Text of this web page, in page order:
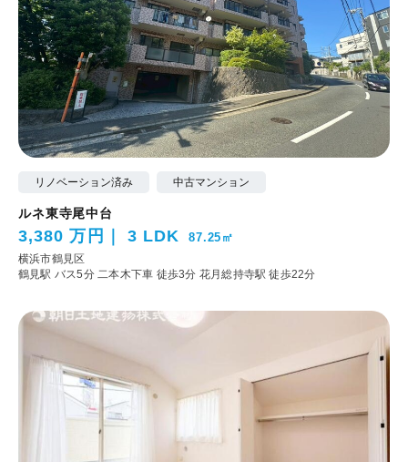
リノベーション済み 中古マンション
ルネ東寺尾中台
3,380 万円 3 LDK 87.25㎡
横浜市鶴見区
鶴見駅 バス5分 二本木下車 徒歩3分 花月総持寺駅 徒歩22分